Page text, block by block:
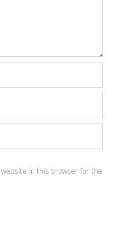
website in this browser for the